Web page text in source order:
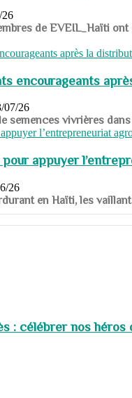
26
de EVEIL_Haïti
encourageants
07/26
semences vivrières
appuyer
26
en Haïti, les
: célébrer nos héros